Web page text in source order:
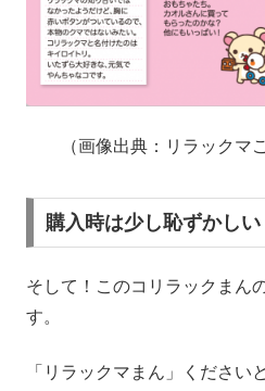
（画像出典：リラックマ
購入時は少し恥ずかしい
そして！このコリラックまん
す。
「リラックマまん」ください